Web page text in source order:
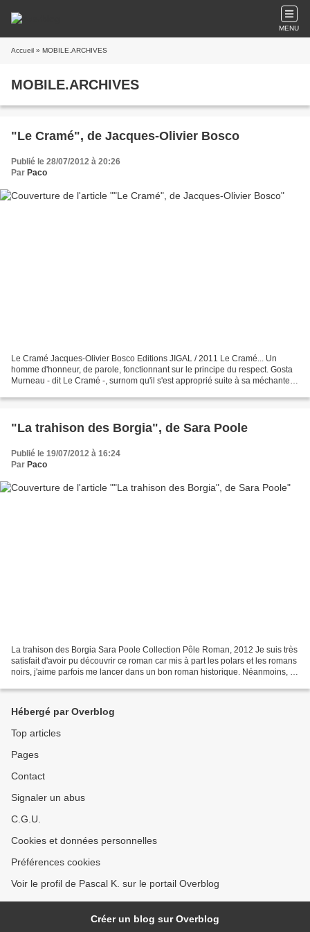
MENU
Accueil » MOBILE.ARCHIVES
MOBILE.ARCHIVES
"Le Cramé", de Jacques-Olivier Bosco
Publié le 28/07/2012 à 20:26
Par Paco
Le Cramé Jacques-Olivier Bosco Editions JIGAL / 2011 Le Cramé... Un
homme d'honneur, de parole, fonctionnant sur le principe du respect. Gosta
Murneau - dit Le Cramé -, surnom qu'il s'est approprié suite à sa méchante
"La trahison des Borgia", de Sara Poole
Publié le 19/07/2012 à 16:24
Par Paco
La trahison des Borgia Sara Poole Collection Pôle Roman, 2012 Je suis très
satisfait d'avoir pu découvrir ce roman car mis à part les polars et les romans
noirs, j'aime parfois me lancer dans un bon roman historique. Néanmoins, je
Hébergé par Overblog
Top articles
Pages
Contact
Signaler un abus
C.G.U.
Cookies et données personnelles
Préférences cookies
Voir le profil de Pascal K. sur le portail Overblog
Créer un blog sur Overblog